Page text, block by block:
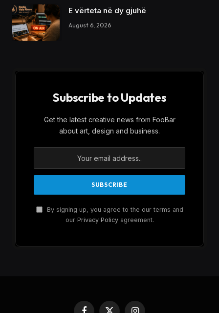
E vërteta në dy gjuhë
August 6, 2026
Subscribe to Updates
Get the latest creative news from FooBar
about art, design and business.
By signing up, you agree to the our terms and
our Privacy Policyagreement.